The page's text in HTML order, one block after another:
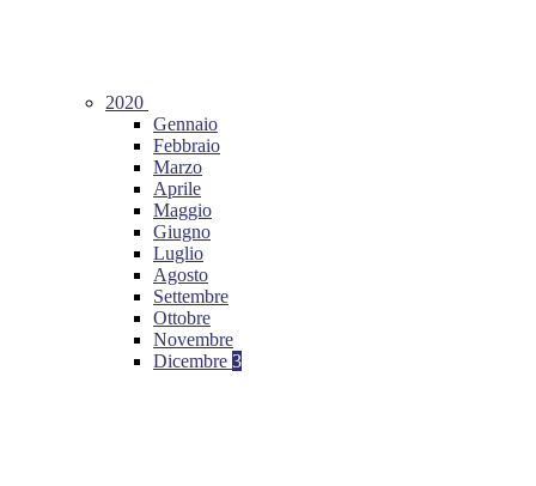
2020
Gennaio
Febbraio
Marzo
Aprile
Maggio
Giugno
Luglio
Agosto
Settembre
Ottobre
Novembre
Dicembre 3